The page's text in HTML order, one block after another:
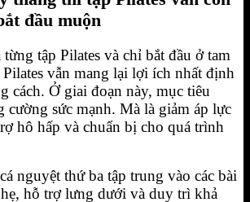
đầu muộn
tập Pilates và chỉ bắt đầu ở tam
vẫn mang lại lợi ích nhất định
cách. Ở giai đoạn này, mục tiêu
cường sức mạnh. Mà là giảm áp lực
hô hấp và chuẩn bị cho quá trình
nguyệt thứ ba tập trung vào các bài
hỗ trợ lưng dưới và duy trì khả